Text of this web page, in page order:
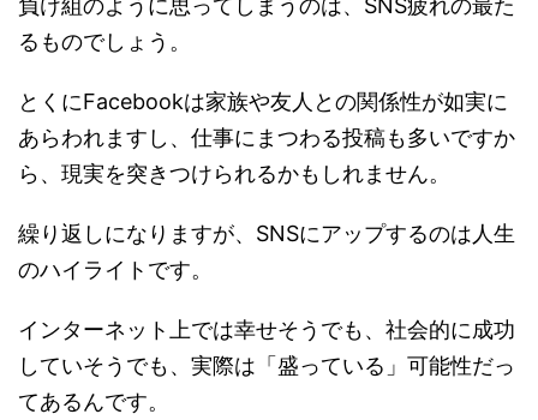
負け組のように思ってしまうのは、SNS疲れの最た
るものでしょう。
とくにFacebookは家族や友人との関係性が如実に
あらわれますし、仕事にまつわる投稿も多いですか
ら、現実を突きつけられるかもしれません。
繰り返しになりますが、SNSにアップするのは人生
のハイライトです。
インターネット上では幸せそうでも、社会的に成功
していそうでも、実際は「盛っている」可能性だっ
てあるんです。